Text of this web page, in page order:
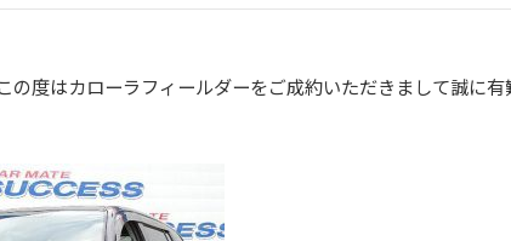
の度はカローラフィールダーをご成約いただきまして誠に有